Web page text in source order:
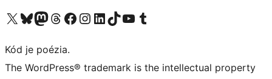
Navštívte náš účet na X (predtým Twitter)
Navštívte náš účet na platforme Bluesky
Navštívte náš účet na Mastodone
Navštívte náš účet na platforme Threads
Navštívte našu stránku na Facebooku
Navštívte náš účet Instagram
Navštívte náš účet LinkedIn
Navštívte náš účet na platforme TikTok
Navštívte náš kanál YouTube
Navštívte náš účet na platforme Tumblr
Kód je poézia.
The WordPress® trademark is the intellectual property